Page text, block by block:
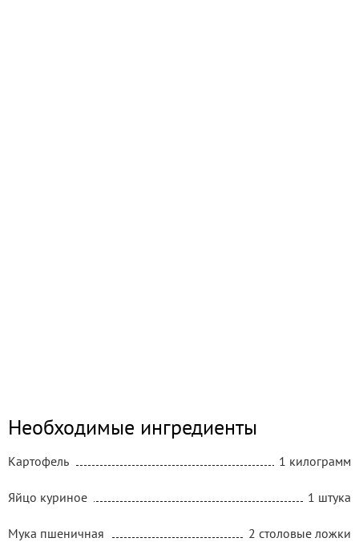
Необходимые ингредиенты
Картофель 1 килограмм
Яйцо куриное 1 штука
Мука пшеничная 2 столовые ложки